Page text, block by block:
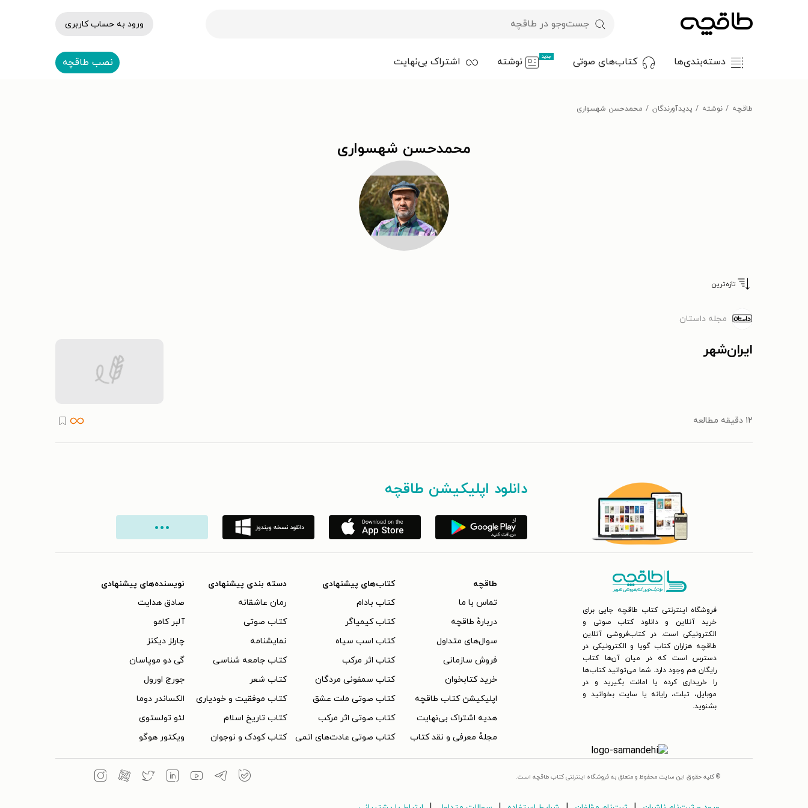
ورود به حساب کاربری
دسته‌بندی‌ها کتاب‌های صوتی جدید نوشته اشتراک بی‌نهایت نصب طاقچه
طاقچه نوشته پدیدآورندگان محمدحسن شهسواری
محمدحسن شهسواری
تازه‌ترین
مجله داستان
ایران‌شهر
۱۲ دقیقه مطالعه
دانلود اپلیکیشن طاقچه
فروشگاه اینترنتی کتاب طاقچه جایی برای
خرید آنلاین و دانلود کتاب صوتی و
الکترونیکی است. در کتاب‌فروشی آنلاین
طاقچه هزاران کتاب گویا و الکترونیکی در
دسترس است که در میان آن‌ها کتاب
رایگان هم وجود دارد. شما می‌توانید کتاب‌ها
را خریداری کرده یا امانت بگیرید و در
موبایل، تبلت، رایانه یا سایت بخوانید و
بشنوید.
طاقچه
تماس با ما
دربارهٔ طاقچه
سوال‌های متداول
فروش سازمانی
خرید کتابخوان
اپلیکیشن کتاب طاقچه
هدیه اشتراک بی‌نهایت
مجلهٔ معرفی و نقد کتاب
کتاب‌های پیشنهادی
کتاب بادام
کتاب کیمیاگر
کتاب اسب سیاه
کتاب اثر مرکب
کتاب سمفونی مردگان
کتاب صوتی ملت عشق
کتاب صوتی اثر مرکب
کتاب صوتی عادت‌های اتمی
دسته بندی پیشنهادی
رمان عاشقانه
کتاب‌ صوتی
نمایشنامه
کتاب جامعه شناسی
کتاب شعر
کتاب موفقیت و خودیاری
کتاب تاریخ اسلام
کتاب کودک و نوجوان
نویسنده‌های پیشنهادی
صادق هدایت
آلبر کامو
چارلز دیکنز
گی دو موپاسان
جورج اورول
الکساندر دوما
لئو تولستوی
ویکتور هوگو
© کلیه حقوق این سایت محفوظ و متعلق به فروشگاه اینترنتی کتاب طاقچه است.